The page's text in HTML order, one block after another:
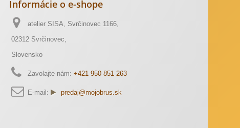
Informácie o e-shope
atelier SISA, Svrčinovec 1166,
02312 Svrčinovec,
Slovensko
Zavolajte nám: +421 950 851 263
E-mail: predaj@mojobrus.sk